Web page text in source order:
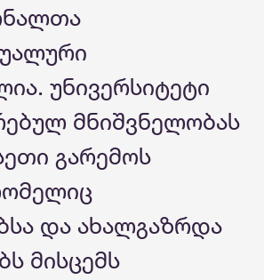
უნივერსიტეტი
მნიშვნელობას
გარემოს
და ახალგაზრდა
მისცემს